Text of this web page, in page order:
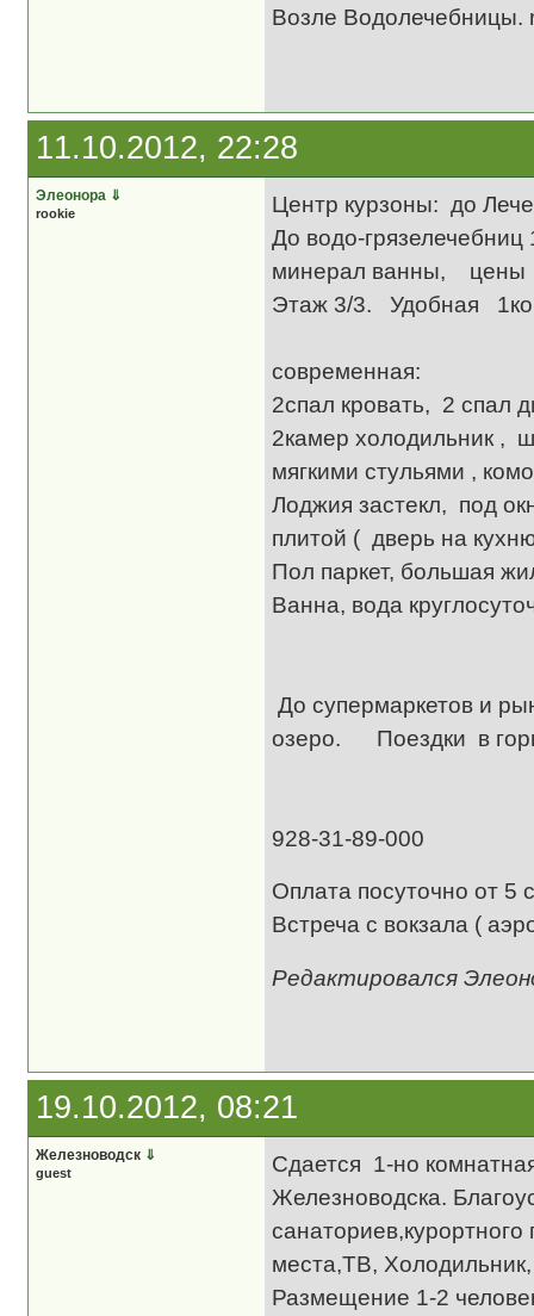
Возле Водолечебницы.
11.10.2012, 22:28
Элеонора ⇓
rookie
Центр курзоны: до
До водо-
минерал ванны, цены
Этаж 3/3. Удобная
современная:
2спал кровать, 2 спал
2камер холодильник ,
мягкими стульями ,
Лоджия застекл, под
плитой ( дверь на
Пол паркет, большая
Ванна, вода
До супермаркетов и
озеро. Поездки в
928-31-89-000
Оплата посуточно от 5
Встреча с вокзала (
Редактировался
19.10.2012, 08:21
Железноводск ⇓
guest
Сдается 1-но
Железноводска.
места,ТВ,
Размещение 1-2